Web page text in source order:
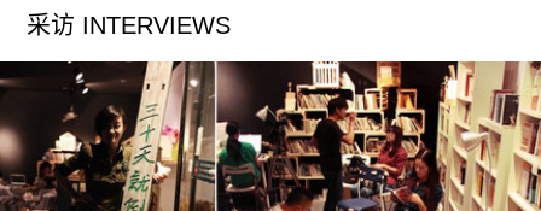
几年前一个朋友告诉我一些私事，他服完兵役后回
到家乡，努力适应当地生活，维系婚姻。关于美国
在海外的战争，老百姓听到的大多数故事无非就是
两样，要么是数字上的陈述，如四十二人在汽车爆
炸被杀，或者是将战争拿到政策层面去讨论，支持
采访 INTERVIEWS